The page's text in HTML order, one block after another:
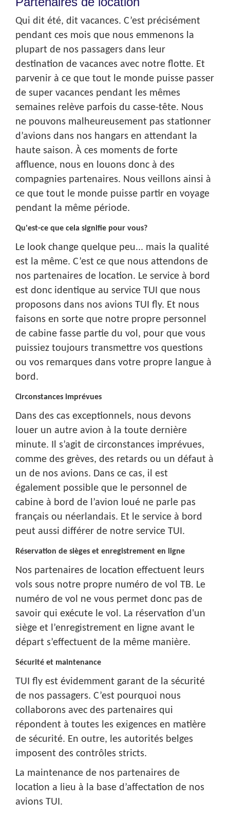
Qui dit été, dit vacances. C’est précisément
pendant ces mois que nous emmenons la
plupart de nos passagers dans leur
destination de vacances avec notre flotte. Et
parvenir à ce que tout le monde puisse passer
de super vacances pendant les mêmes
semaines relève parfois du casse-tête. Nous
ne pouvons malheureusement pas stationner
d’avions dans nos hangars en attendant la
haute saison. À ces moments de forte
affluence, nous en louons donc à des
compagnies partenaires. Nous veillons ainsi à
ce que tout le monde puisse partir en voyage
pendant la même période.
Qu'est-ce que cela signifie pour vous?
Le look change quelque peu... mais la qualité
est la même. C’est ce que nous attendons de
nos partenaires de location. Le service à bord
est donc identique au service TUI que nous
proposons dans nos avions TUI fly. Et nous
faisons en sorte que notre propre personnel
de cabine fasse partie du vol, pour que vous
puissiez toujours transmettre vos questions
ou vos remarques dans votre propre langue à
bord.
Circonstances imprévues
Dans des cas exceptionnels, nous devons
louer un autre avion à la toute dernière
minute. Il s’agit de circonstances imprévues,
comme des grèves, des retards ou un défaut à
un de nos avions. Dans ce cas, il est
également possible que le personnel de
cabine à bord de l’avion loué ne parle pas
français ou néerlandais. Et le service à bord
peut aussi différer de notre service TUI.
Réservation de sièges et enregistrement en ligne
Nos partenaires de location effectuent leurs
vols sous notre propre numéro de vol TB. Le
numéro de vol ne vous permet donc pas de
savoir qui exécute le vol. La réservation d'un
siège et l’enregistrement en ligne avant le
départ s’effectuent de la même manière.
Sécurité et maintenance
TUI fly est évidemment garant de la sécurité
de nos passagers. C’est pourquoi nous
collaborons avec des partenaires qui
répondent à toutes les exigences en matière
de sécurité. En outre, les autorités belges
imposent des contrôles stricts.
La maintenance de nos partenaires de
location a lieu à la base d’affectation de nos
avions TUI.